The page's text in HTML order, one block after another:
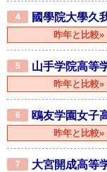
4 國學院大學久
昨年と比較»
5 山手学院高等
昨年と比較»
6 鴎友学園女子
昨年と比較»
7 大宮開成高等